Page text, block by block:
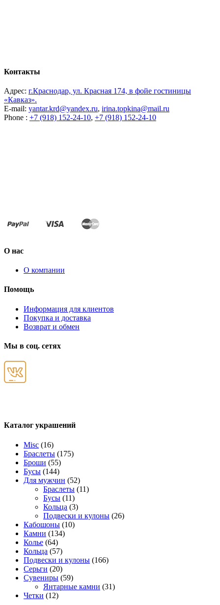
Контакты
Адрес: г.Краснодар, ул. Красная 174, в фойе гостиницы
«Кавказ».
E-mail: yantar.krd@yandex.ru, irina.topkina@mail.ru
Phone : +7 (918) 152-24-10, +7 (918) 152-24-10
О нас
О компании
Помощь
Информация для клиентов
Покупка и доставка
Возврат и обмен
Мы в соц. сетях
Каталог украшений
Misc (16)
Браслеты (175)
Броши (55)
Бусы (144)
Для мужчин (52)
Браслеты (11)
Бусы (11)
Кольца (3)
Подвески и кулоны (26)
Кабошоны (10)
Камни (134)
Колье (64)
Кольца (57)
Подвески и кулоны (166)
Серьги (20)
Сувениры (59)
Янтарные камни (31)
Четки (12)